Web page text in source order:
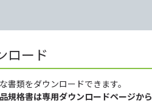
ロード
書類をダウンロードできます。
規格書は専用ダウンロードページから